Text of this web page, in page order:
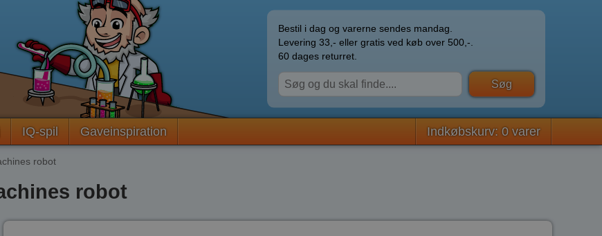
Bestil i dag og varerne sendes mandag.
Levering 33,- eller gratis ved køb over 500,-.
60 dages returret.
IQ-spil Gaveinspiration Indkøbskurv: 0 varer
robot
robot